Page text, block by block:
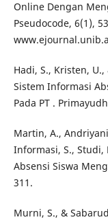
Online Dengan
Pseudocode, 6(1),
Hadi, S., Kristen,
Sistem Informasi
Pada PT .
Martin, A.,
Informasi, S., Studi,
Absensi Siswa
311.
Murni, S., &